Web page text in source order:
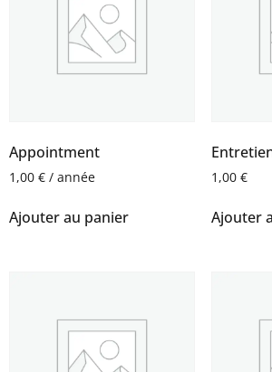
Appointment
1,00 € / année
Ajouter au panier
1,00 €
Ajouter